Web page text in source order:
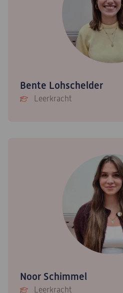
Bente Lohschelder
Leerkracht
Noor Schimmel
Leerkracht